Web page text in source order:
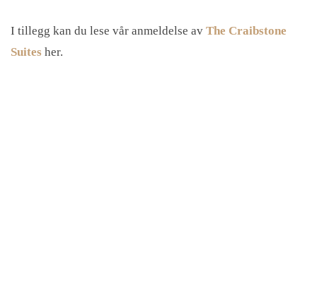
I tillegg kan du lese vår anmeldelse av The Craibstone
Suites her.